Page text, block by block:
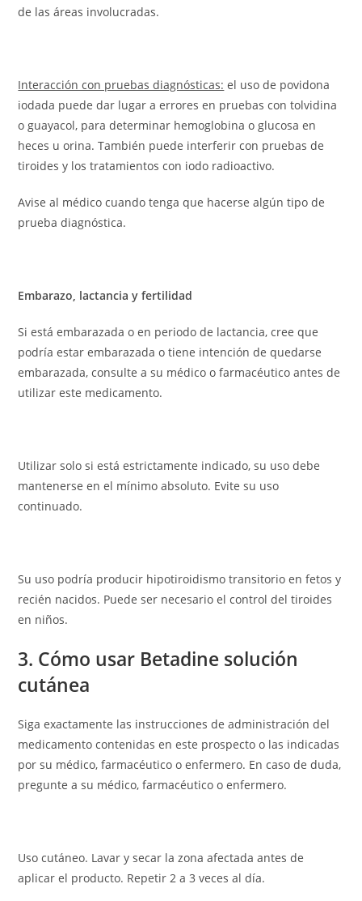
de las áreas involucradas.
Interacción con pruebas diagnósticas: el uso de povidona
iodada puede dar lugar a errores en pruebas con tolvidina
o guayacol, para determinar hemoglobina o glucosa en
heces u orina. También puede interferir con pruebas de
tiroides y los tratamientos con iodo radioactivo.
Avise al médico cuando tenga que hacerse algún tipo de
prueba diagnóstica.
Embarazo, lactancia y fertilidad
Si está embarazada o en periodo de lactancia, cree que
podría estar embarazada o tiene intención de quedarse
embarazada, consulte a su médico o farmacéutico antes de
utilizar este medicamento.
Utilizar solo si está estrictamente indicado, su uso debe
mantenerse en el mínimo absoluto. Evite su uso
continuado.
Su uso podría producir hipotiroidismo transitorio en fetos y
recién nacidos. Puede ser necesario el control del tiroides
en niños.
3. Cómo usar Betadine solución
cutánea
Siga exactamente las instrucciones de administración del
medicamento contenidas en este prospecto o las indicadas
por su médico, farmacéutico o enfermero. En caso de duda,
pregunte a su médico, farmacéutico o enfermero.
Uso cutáneo. Lavar y secar la zona afectada antes de
aplicar el producto. Repetir 2 a 3 veces al día.